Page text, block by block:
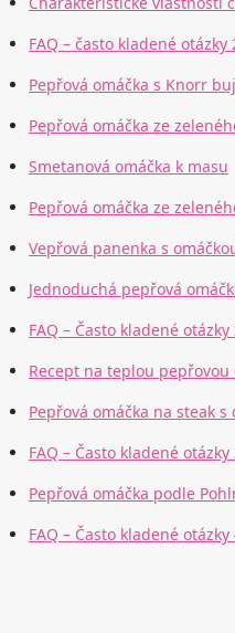
FAQ – často kladené otázky
Pepřová omáčka s Knorr
Pepřová omáčka ze
Smetanová omáčka k masu
Pepřová omáčka ze
Vepřová panenka s
Jednoduchá pepřová
FAQ – Často kladené
Recept na teplou pepřovou
Pepřová omáčka na steak
FAQ – Často kladené
Pepřová omáčka podle
FAQ – Často kladené